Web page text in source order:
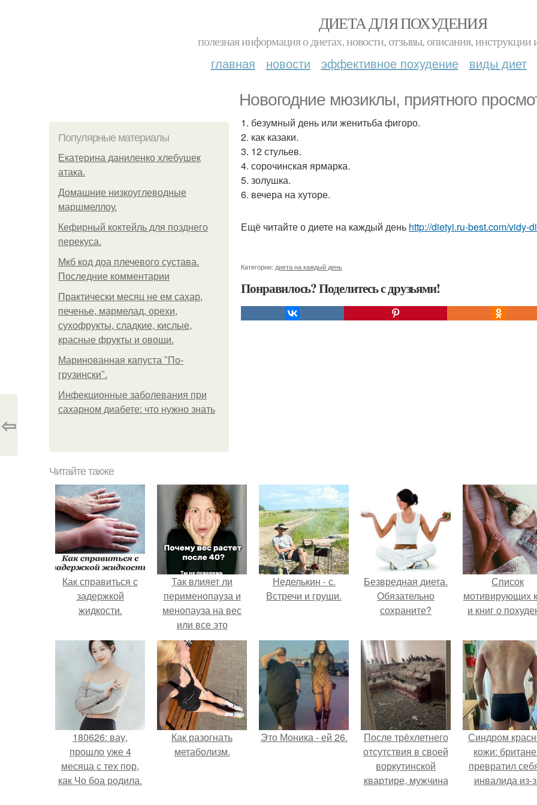
ДИЕТА ДЛЯ ПОХУДЕНИЯ
полезная информация о диетах, новости, отзывы, описания, инструкции
главная новости эффективное похудение виды диет
Новогодние мюзиклы, приятного
Популярные материалы
Екатерина даниленко хлебушек
атака.
Домашние низкоуглеводные
маршмеллоу.
Кефирный коктейль для позднего
перекуса.
Мкб код доа плечевого сустава.
Последние комментарии
Практически месяц не ем сахар,
печенье, мармелад, орехи,
сухофрукты, сладкие, кислые,
красные фрукты и овощи.
Маринованная капуста "По-
грузински".
Инфекционные заболевания при
сахарном диабете: что нужно знать
1. безумный день или женитьба фигоро.
2. как казаки.
3. 12 стульев.
4. сорочинская ярмарка.
5. золушка.
6. вечера на хуторе.
Ещё читайте о диете на каждый день http://dietyi.ru-best.com/vidy-
Категории: диета на каждый день
Понравилось? Поделитесь с друзьями!
⇦
Читайте также
Как справиться с
задержкой
жидкости.
Так влияет ли
перименопауза и
менопауза на вес
или все это
ерунда?
Неделькин - с.
Встречи и груши.
Безвредная диета.
Обязательно
сохраните?
Список
мотивирующих
и книг о
180626: вау,
прошло уже 4
месяца с тех пор,
как Чо боа родила.
Как разогнать
метаболизм.
Это Моника - ей 26.
После трёхлетнего
отсутствия в своей
воркутинской
квартире, мужчина
Синдром
кожи:
превратил
инвалида из-